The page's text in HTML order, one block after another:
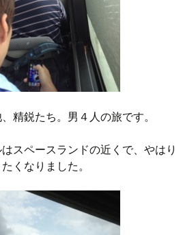
精鋭たち。男４人の旅です。
スペースランドの近くで、やはり
くなりました。